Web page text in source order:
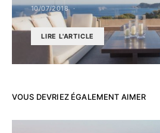
10/07/2018
LIRE L'ARTICLE
VOUS DEVRIEZ ÉGALEMENT AIMER